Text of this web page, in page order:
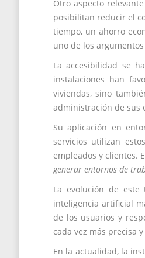
Otro aspecto
posibilitan reducir el
tiempo, un ahorro
uno de los
La accesibilidad se
instalaciones han
viviendas, sino
administración de sus
Su aplicación en
servicios utilizan
empleados y clientes.
generar entornos de
La evolución de
inteligencia artificial
de los usuarios y
cada vez más precisa
En la actualidad, la